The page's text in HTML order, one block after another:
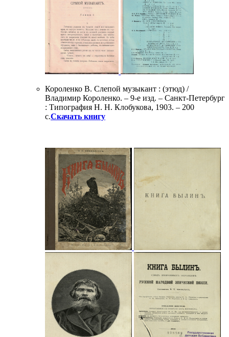
Короленко В. Слепой музыкант : (этюд) /
Владимир Короленко. – 9-е изд. – Санкт-Петербург
: Типография Н. Н. Клобукова, 1903. – 200
с.Скачать книгу